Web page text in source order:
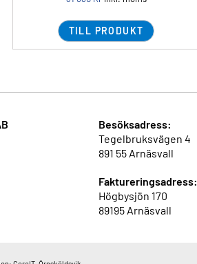
TILL PRODUKT
Besöksadress:
Tegelbruksvägen 4
891 55 Arnäsvall
Faktureringsadress:
Högbysjön 170
89195 Arnäsvall